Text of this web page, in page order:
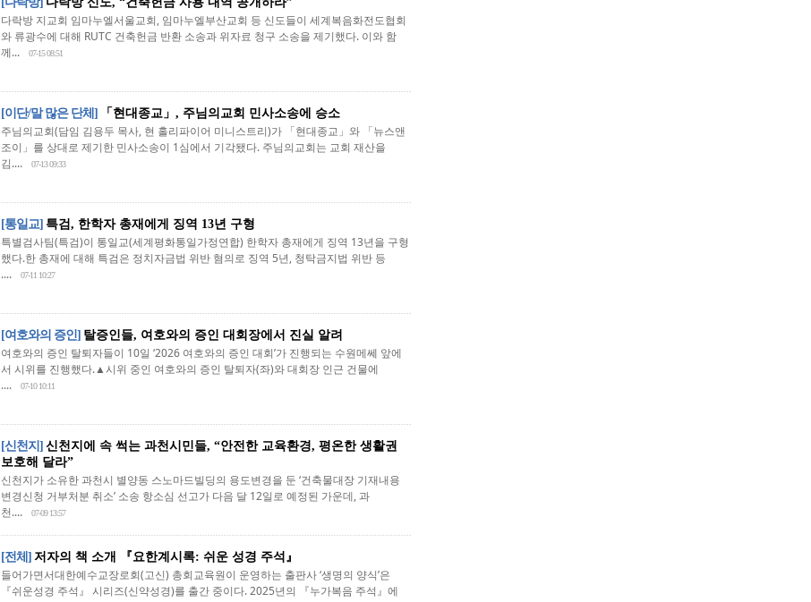
다락방 지교회 임마누엘서울교회, 임마누엘부산교회 등 신도들이 세계복음화전도협회
와 류광수에 대해 RUTC 건축헌금 반환 소송과 위자료 청구 소송을 제기했다. 이와 함
께...
07-15 08:51
[이단/말 많은 단체] 「현대종교」, 주님의교회 민사소송에 승소
주님의교회(담임 김용두 목사, 현 홀리파이어 미니스트리)가 「현대종교」와 「뉴스앤
조이」를 상대로 제기한 민사소송이 1심에서 기각됐다. 주님의교회는 교회 재산을
김....
07-13 09:33
[통일교] 특검, 한학자 총재에게 징역 13년 구형
특별검사팀(특검)이 통일교(세계평화통일가정연합) 한학자 총재에게 징역 13년을 구형
했다.한 총재에 대해 특검은 정치자금법 위반 혐의로 징역 5년, 청탁금지법 위반 등
....
07-11 10:27
[여호와의 증인] 탈증인들, 여호와의 증인 대회장에서 진실 알려
여호와의 증인 탈퇴자들이 10일 ‘2026 여호와의 증인 대회’가 진행되는 수원메쎄 앞에
서 시위를 진행했다.▲시위 중인 여호와의 증인 탈퇴자(좌)와 대회장 인근 건물에
....
07-10 10:11
[신천지] 신천지에 속 썩는 과천시민들, “안전한 교육환경, 평온한 생활권
보호해 달라”
신천지가 소유한 과천시 별양동 스노마드빌딩의 용도변경을 둔 ‘건축물대장 기재내용
변경신청 거부처분 취소’ 소송 항소심 선고가 다음 달 12일로 예정된 가운데, 과
천....
07-09 13:57
[전체] 저자의 책 소개 『요한계시록: 쉬운 성경 주석』
들어가면서대한예수교장로회(고신) 총회교육원이 운영하는 출판사 ‘생명의 양식’은
『쉬운성경 주석』 시리즈(신약성경)를 출간 중이다. 2025년의 『누가복음 주석』에